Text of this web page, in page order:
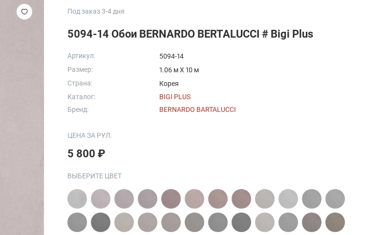
Под заказ 3-4 дня
5094-14 Обои BERNARDO BERTALUCCI # Bigi Plus
Артикул:
5094-14
Размер:
1.06 м X 10 м
Страна:
Корея
Каталог:
BIGI PLUS
Бренд:
BERNARDO BARTALUCCI
ЦЕНА ЗА РУЛ.
5 800 ₽
ВЫБЕРИТЕ ЦВЕТ